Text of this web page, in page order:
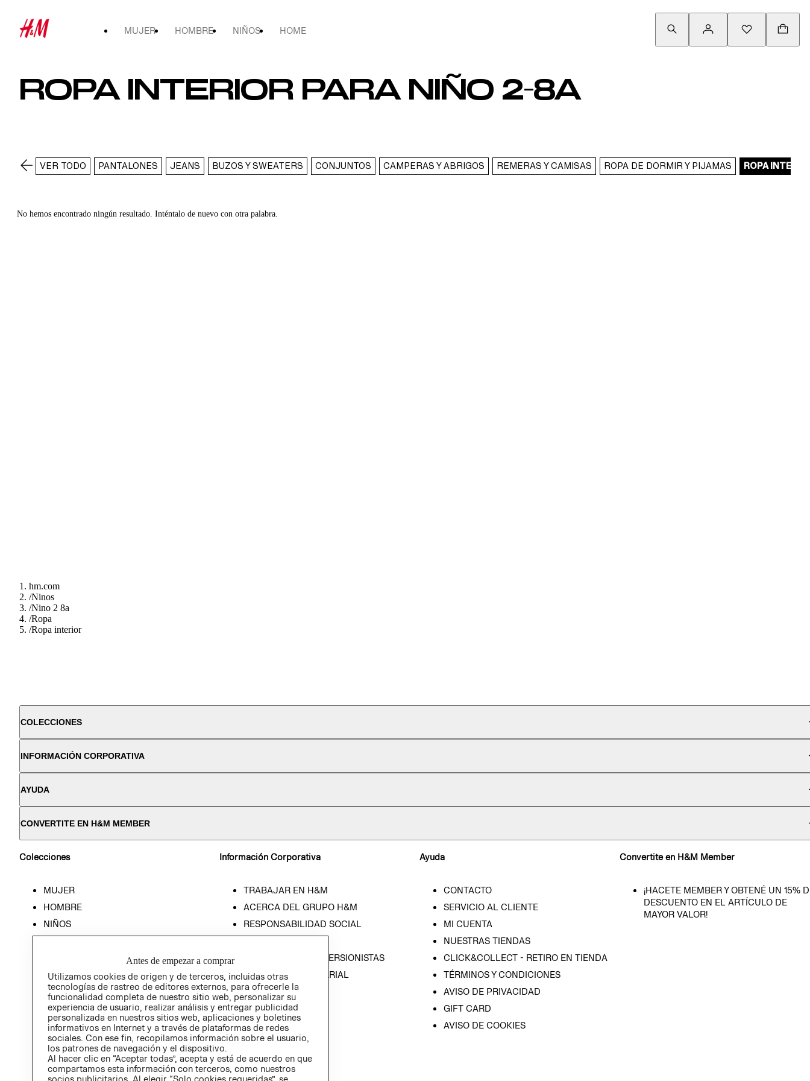
MUJER HOMBRE NIÑOS HOME
ROPA INTERIOR PARA NIÑO 2-8A
VER TODO PANTALONES JEANS BUZOS Y SWEATERS CONJUNTOS CAMPERAS Y ABRIGOS REMERAS Y CAMISAS ROPA DE DORMIR Y PIJAMAS ROPA
No hemos encontrado ningún resultado. Inténtalo de nuevo con otra palabra.
hm.com
/Ninos
/Nino 2 8a
/Ropa
/Ropa interior
COLECCIONES
INFORMACIÓN CORPORATIVA
AYUDA
CONVERTITE EN H&M MEMBER
Colecciones
MUJER
HOMBRE
NIÑOS
Información Corporativa
TRABAJAR EN H&M
ACERCA DEL GRUPO H&M
RESPONSABILIDAD SOCIAL
RELACIÓN CON INVERSIONISTAS
POLÍTICA EMPRESARIAL
Ayuda
CONTACTO
SERVICIO AL CLIENTE
MI CUENTA
NUESTRAS TIENDAS
CLICK&COLLECT - RETIRO EN TIENDA
TÉRMINOS Y CONDICIONES
AVISO DE PRIVACIDAD
GIFT CARD
AVISO DE COOKIES
Convertite en H&M Member
¡HACETE MEMBER Y OBTENÉ UN 15%
DESCUENTO EN EL ARTÍCULO DE
MAYOR VALOR!
Antes de empezar a comprar
Utilizamos cookies de origen y de terceros, incluidas otras
tecnologías de rastreo de editores externos, para ofrecerle la
funcionalidad completa de nuestro sitio web, personalizar su
experiencia de usuario, realizar análisis y entregar publicidad
personalizada en nuestros sitios web, aplicaciones y boletines
informativos en Internet y a través de plataformas de redes
sociales. Con ese fin, recopilamos información sobre el usuario,
los patrones de navegación y el dispositivo.
Al hacer clic en “Aceptar todas”, acepta y está de acuerdo en que
compartamos esta información con terceros, como nuestros